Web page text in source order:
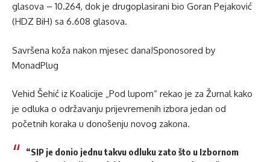
glasova – 10.264, dok je drugoplasirani bio Goran Pejaković
(HDZ BiH) sa 6.608 glasova.
Savršena koža nakon mjesec dana!Sponosored by
MonadPlug
Vehid Šehić iz Koalicije „Pod lupom“ rekao je za Žurnal kako
je odluka o održavanju prijevremenih izbora jedan od
početnih koraka u donošenju novog zakona.
“SIP je donio jednu takvu odluku zato što u Izbornom